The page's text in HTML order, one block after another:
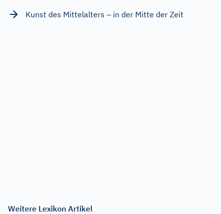
Kunst des Mittelalters – in der Mitte der Zeit
Weitere Lexikon Artikel